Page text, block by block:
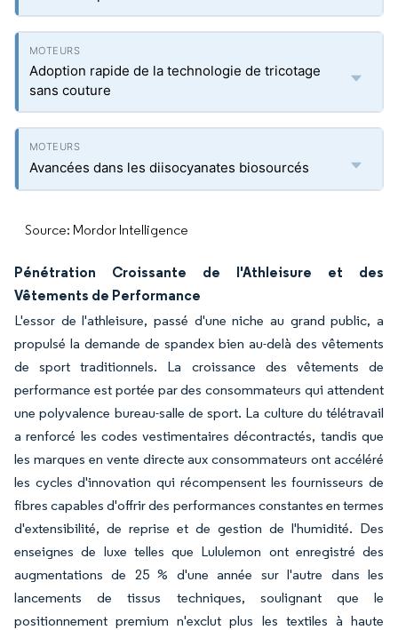
Adoption rapide de la technologie de tricotage
sans couture
Avancées dans les diisocyanates biosourcés
Source: Mordor Intelligence
Pénétration Croissante de l'Athleisure et des
Vêtements de Performance
L'essor de l'athleisure, passé d'une niche au grand public, a
propulsé la demande de spandex bien au-delà des vêtements
de sport traditionnels. La croissance des vêtements de
performance est portée par des consommateurs qui attendent
une polyvalence bureau-salle de sport. La culture du télétravail
a renforcé les codes vestimentaires décontractés, tandis que
les marques en vente directe aux consommateurs ont accéléré
les cycles d'innovation qui récompensent les fournisseurs de
fibres capables d'offrir des performances constantes en termes
d'extensibilité, de reprise et de gestion de l'humidité. Des
enseignes de luxe telles que Lululemon ont enregistré des
augmentations de 25 % d'une année sur l'autre dans les
lancements de tissus techniques, soulignant que le
positionnement premium n'exclut plus les textiles à haute